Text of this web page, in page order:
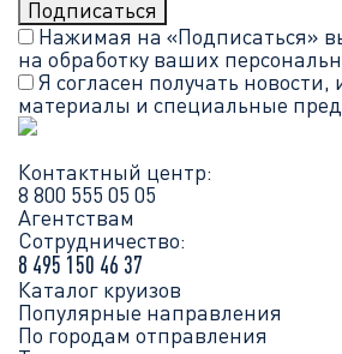
Нажимая на «Подписаться»
на обработку ваших
Я согласен получать новости,
материалы и специальные
Контактный центр:
8 800 555 05 05
Агентствам
Сотрудничество:
8 495 150 46 37
Каталог круизов
Популярные направления
По городам отправления